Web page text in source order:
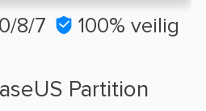
8/7  100% veilig
Partition